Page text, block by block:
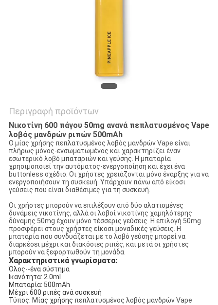
Περιγραφή προϊόντων
Νικοτίνη 600 πάγου 50mg ανανά πεπλατυσμένος Vape
λοβός μανδρών ριπών 500mAh
Ο μίας χρήσης πεπλατυσμένος λοβός μανδρών Vape είναι
πλήρως μόνος-ενσωματωμένος και χαρακτηρίζει έναν
εσωτερικό λοβό μπαταριών και γεύσης. Η μπαταρία
χρησιμοποιεί την αυτόματος-ενεργοποίηση και έχει ένα
buttonless σχέδιο. Οι χρήστες χρειάζονται μόνο έναρξης για να
ενεργοποιήσουν τη συσκευή. Υπάρχουν πάνω από είκοσι
γεύσεις που είναι διαθέσιμες για τη συσκευή.
Οι χρήστες μπορούν να επιλέξουν από δύο αλατισμένες
δυνάμεις νικοτίνης, αλλά οι λοβοί νικοτίνης χαμηλότερης
δύναμης 50mg έχουν μόνο τέσσερις γεύσεις. Η επιλογή 50mg
προσφέρει στους χρήστες είκοσι μοναδικές γεύσεις. Η
μπαταρία που συνδυάζεται με το λοβό γεύσης μπορεί να
διαρκέσει μέχρι και διακόσιες ριπές, και μετά οι χρήστες
μπορούν να ξεφορτωθούν τη μονάδα.
Χαρακτηριστικά γνωρίσματα:
Όλος--ένα σύστημα
Ικανότητα: 2.0ml
Μπαταρία: 500mAh
Μέχρι 600 ριπές ανά συσκευή
Τύπος: Μίας χρήσης πεπλατυσμένος λοβός μανδρών Vape